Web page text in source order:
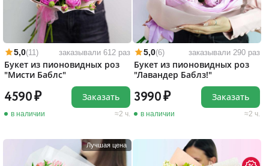
5,0(11) заказывали 612 раз
Букет из пионовидных роз
"Мисти Баблс"
4590
в наличии 2 ч.
Заказать
5,0(6) заказывали 290 раз
Букет из пионовидных роз
"Лавандер Баблз!"
3990
в наличии 2 ч.
Заказать
Лучшая цена